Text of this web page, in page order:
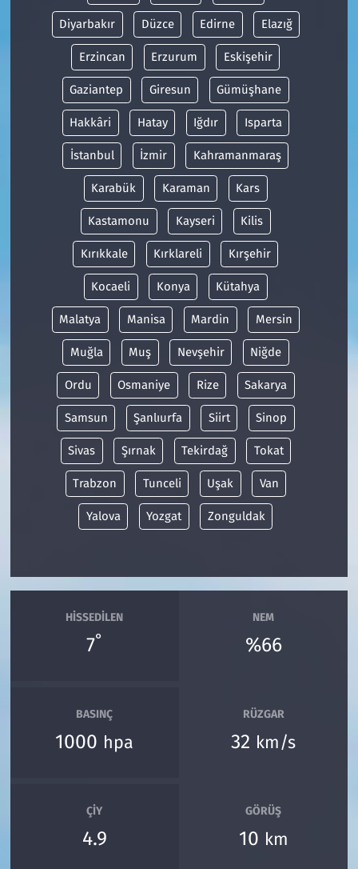
Diyarbakır Düzce Edirne Elazığ
Erzincan Erzurum Eskişehir
Gaziantep Giresun Gümüşhane
Hakkâri Hatay Iğdır Isparta
İstanbul İzmir Kahramanmaraş
Karabük Karaman Kars
Kastamonu Kayseri Kilis
Kırıkkale Kırklareli Kırşehir
Kocaeli Konya Kütahya
Malatya Manisa Mardin Mersin
Muğla Muş Nevşehir Niğde
Ordu Osmaniye Rize Sakarya
Samsun Şanlıurfa Siirt Sinop
Sivas Şırnak Tekirdağ Tokat
Trabzon Tunceli Uşak Van
Yalova Yozgat Zonguldak
HISSEDILEN
7°
NEM
%66
BASINÇ
1000 hpa
RÜZGAR
32 km/s
ÇIY
4.9
GÖRÜŞ
10 km